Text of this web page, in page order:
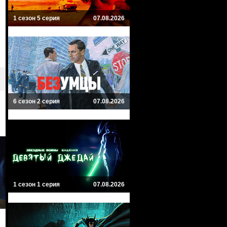
1 сезон 5 серия 07.08.2026
6 сезон 2 серия 07.08.2026
1 сезон 1 серия 07.08.2026